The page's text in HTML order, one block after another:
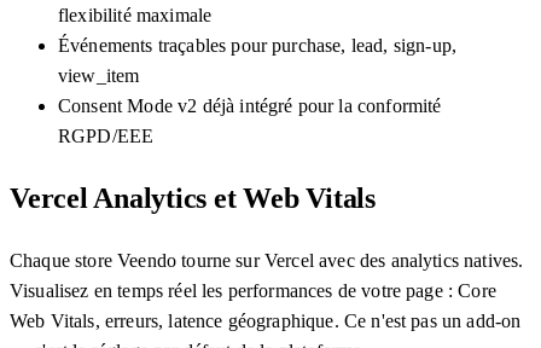
flexibilité maximale
Événements traçables pour purchase, lead, sign-up,
view_item
Consent Mode v2 déjà intégré pour la conformité
RGPD/EEE
Vercel Analytics et Web Vitals
Chaque store Veendo tourne sur Vercel avec des analytics natives.
Visualisez en temps réel les performances de votre page : Core
Web Vitals, erreurs, latence géographique. Ce n'est pas un add-on